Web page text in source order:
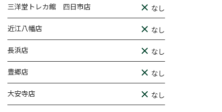
三洋堂トレカ館 四日市店 なし
近江八幡店 なし
長浜店 なし
豊郷店 なし
大安寺店 なし